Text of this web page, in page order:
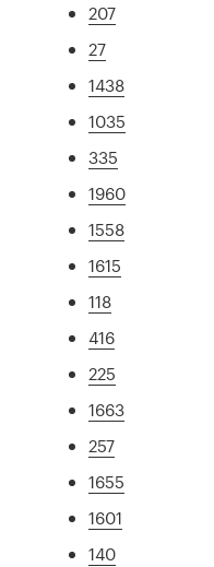
207
27
1438
1035
335
1960
1558
1615
118
416
225
1663
257
1655
1601
140